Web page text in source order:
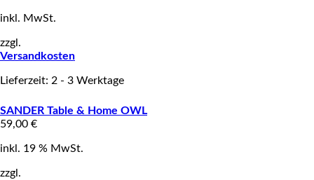
inkl. MwSt.
zzgl.
Versandkosten
Lieferzeit: 2 - 3 Werktage
SANDER Table & Home OWL
59,00 €
inkl. 19 % MwSt.
zzgl.